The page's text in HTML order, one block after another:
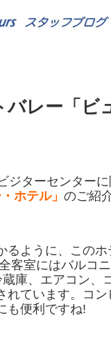
バレー「ビ
ジターセンター
ホテル」 のご紹
るように、この
室にはバルコ
庫、エアコン、
れています。コ
も便利ですね!